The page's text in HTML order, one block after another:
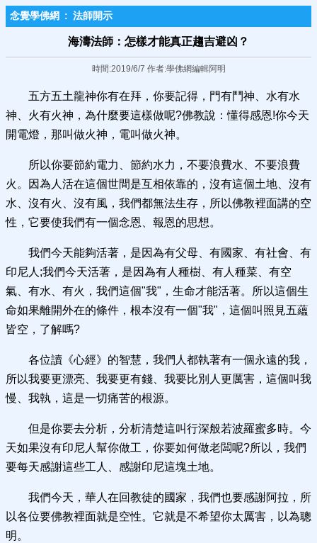
念覺學佛網 : 法師開示
海濤法師：怎樣才能真正趨吉避凶？
時間:2019/6/7 作者:學佛網編輯阿明
五方五土龍神你有在拜，你要記得，門有鬥神、水有水
神、火有火神，為什麼要這樣做呢?佛教說：懂得感恩!你今天
開電燈，那叫做火神，電叫做火神。
所以你要節約電力、節約水力，不要浪費水、不要浪費
火。因為人活在這個世間是互相依靠的，沒有這個土地、沒有
水、沒有火、沒有風，我們都無法生存，所以佛教裡面講的空
性，它要使我們有一個念恩、報恩的思想。
我們今天能夠活著，是因為有父母、有國家、有社會、有
印尼人;我們今天活著，是因為有人種樹、有人種菜、有空
氣、有水、有火，我們這個"我"，生命才能活著。所以這個生
命如果離開外在的條件，根本沒有一個"我"，這個叫照見五蘊
皆空，了解嗎?
各位讀《心經》的智慧，我們人都執著有一個永遠的我，
所以我要更漂亮、我要更有錢、我要比別人更厲害，這個叫我
慢、我執，這是一切痛苦的根源。
但是你要去分析，分析清楚這叫行深般若波羅蜜多時。今
天如果沒有印尼人幫你做工，你要如何做老闆呢?所以，我們
要每天感謝這些工人、感謝印尼這塊土地。
我們今天，華人在回教徒的國家，我們也要感謝阿拉，所
以各位要佛教裡面就是空性。它就是不希望你太厲害，以為聰
明。